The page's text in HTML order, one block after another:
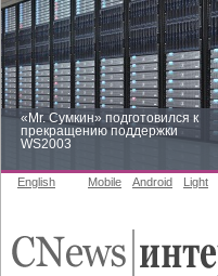
«Mr. Сумкин» подготовился к
прекращению поддержки
WS2003
English Mobile Android Light